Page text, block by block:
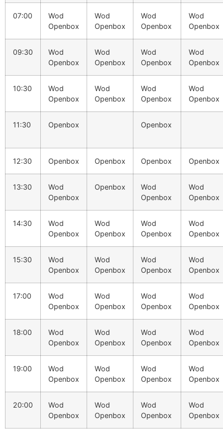
07:00
Wod
Openbox
Wod
Openbox
Wod
Openbox
Wod
Openbox
09:30
Wod
Openbox
Wod
Openbox
Wod
Openbox
Wod
Openbox
10:30
Wod
Openbox
Wod
Openbox
Wod
Openbox
Wod
Openbox
11:30 Openbox Openbox
12:30 Openbox Openbox Openbox Openbox
13:30
Wod
Openbox
Openbox
Wod
Openbox
Wod
Openbox
14:30
Wod
Openbox
Wod
Openbox
Wod
Openbox
Wod
Openbox
15:30
Wod
Openbox
Wod
Openbox
Wod
Openbox
Wod
Openbox
17:00
Wod
Openbox
Wod
Openbox
Wod
Openbox
Wod
Openbox
18:00
Wod
Openbox
Wod
Openbox
Wod
Openbox
Wod
Openbox
19:00
Wod
Openbox
Wod
Openbox
Wod
Openbox
Wod
Openbox
20:00
Wod
Openbox
Wod
Openbox
Wod
Openbox
Wod
Openbox